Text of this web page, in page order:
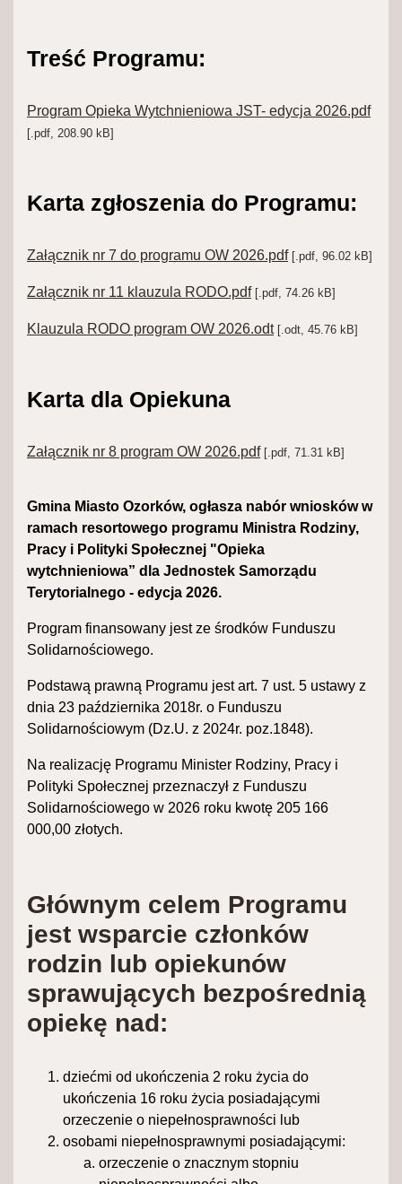
Treść Programu:
Program Opieka Wytchnieniowa JST- edycja 2026.pdf
[.pdf, 208.90 kB]
Karta zgłoszenia do Programu:
Załącznik nr 7 do programu OW 2026.pdf[.pdf, 96.02 kB]
Załącznik nr 11 klauzula RODO.pdf[.pdf, 74.26 kB]
Klauzula RODO program OW 2026.odt[.odt, 45.76 kB]
Karta dla Opiekuna
Załącznik nr 8 program OW 2026.pdf[.pdf, 71.31 kB]
Gmina Miasto Ozorków, ogłasza nabór wniosków w
ramach resortowego programu Ministra Rodziny,
Pracy i Polityki Społecznej "Opieka
wytchnieniowa” dla Jednostek Samorządu
Terytorialnego - edycja 2026.
Program finansowany jest ze środków Funduszu
Solidarnościowego.
Podstawą prawną Programu jest art. 7 ust. 5 ustawy z
dnia 23 października 2018r. o Funduszu
Solidarnościowym (Dz.U. z 2024r. poz.1848).
Na realizację Programu Minister Rodziny, Pracy i
Polityki Społecznej przeznaczył z Funduszu
Solidarnościowego w 2026 roku kwotę 205 166
000,00 złotych.
Głównym celem Programu
jest wsparcie członków
rodzin lub opiekunów
sprawujących bezpośrednią
opiekę nad:
dziećmi od ukończenia 2 roku życia do
ukończenia 16 roku życia posiadającymi
orzeczenie o niepełnosprawności lub
osobami niepełnosprawnymi posiadającymi:
orzeczenie o znacznym stopniu